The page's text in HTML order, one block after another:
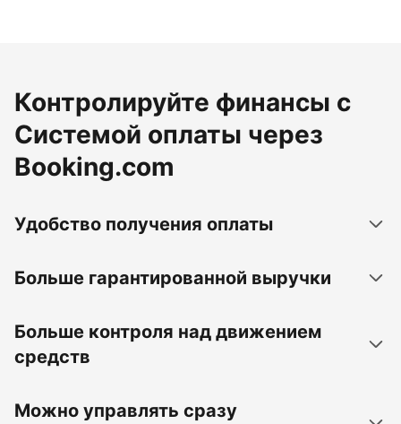
Контролируйте финансы с
Системой оплаты через
Booking.com
Удобство получения оплаты
Больше гарантированной выручки
Больше контроля над движением
средств
Можно управлять сразу